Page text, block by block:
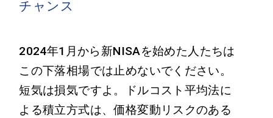
チャンス
2024年1月から新NISAを始めた人たちは
この下落相場では止めないでください。
短気は損気ですよ。ドルコスト平均法に
よる積立方式は、価格変動リスクのある